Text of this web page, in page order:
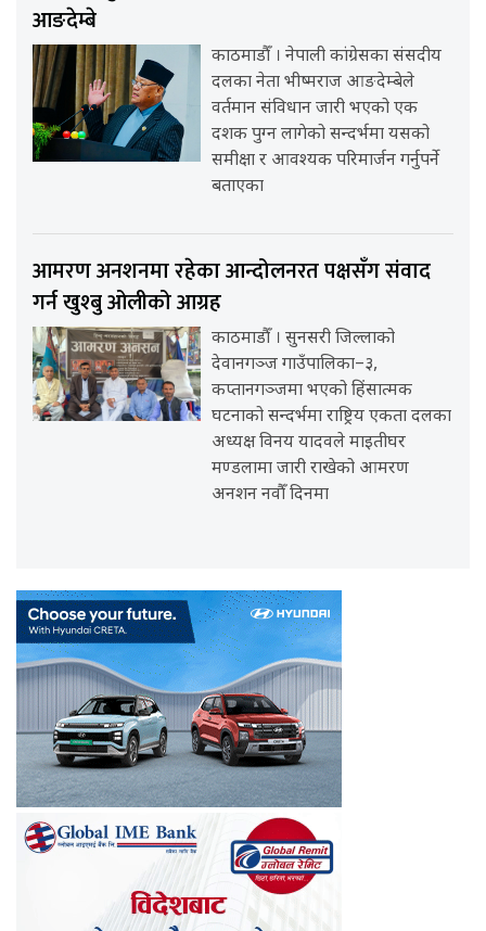
आङदेम्बे
काठमाडौँ । नेपाली कांग्रेसका संसदीय
दलका नेता भीष्मराज आङदेम्बेले
वर्तमान संविधान जारी भएको एक
दशक पुग्न लागेको सन्दर्भमा यसको
समीक्षा र आवश्यक परिमार्जन गर्नुपर्ने
बताएका
आमरण अनशनमा रहेका आन्दोलनरत पक्षसँग संवाद
गर्न खुश्बु ओलीको आग्रह
काठमाडौँ । सुनसरी जिल्लाको
देवानगञ्ज गाउँपालिका–३,
कप्तानगञ्जमा भएको हिंसात्मक
घटनाको सन्दर्भमा राष्ट्रिय एकता दलका
अध्यक्ष विनय यादवले माइतीघर
मण्डलामा जारी राखेको आमरण
अनशन नवौँ दिनमा